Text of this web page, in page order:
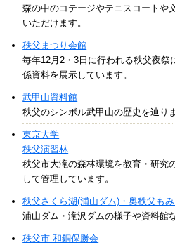
森の中のコテージやテニスコートや
いただけます。
秩父まつり会館
毎年12月2・3日に行われる秩父夜祭
係資料を展示しています。
武甲山資料館
秩父のシンボル武甲山の歴史を辿り
東京大学
秩父演習林
秩父市大滝の森林環境を教育・研究
して管理しています。
秩父さくら湖(浦山ダム)・奥秩父も
浦山ダム・滝沢ダムの様子や資料館
秩父市 和銅保勝会